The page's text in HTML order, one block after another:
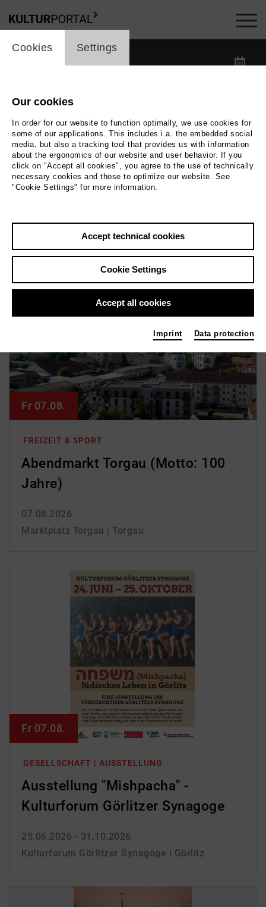
Kalender -
label_category
label_location
FREIZEIT & SPORT
Abendmarkt Torgau (Motto: 100
Jahre)
07.08.2026
Marktplatz Torgau | Torgau
Fr 07.08.
GESELLSCHAFT | AUSSTELLUNG
Ausstellung "Mishpacha" -
Kulturforum Görlitzer Synagoge
25.06.2026 - 31.10.2026
Kulturforum Görlitzer Synagoge | Görlitz
Fr 07.08.
cookie_layer
Cookies Settings
Our cookies
In order for our website to function optimally, we use cookies for
some of our applications. This includes i.a. the embedded social
media, but also a tracking tool that provides us with information
about the ergonomics of our website and user behavior. If you
click on "Accept all cookies", you agree to the use of technically
necessary cookies and those to optimize our website. See
"Cookie Settings" for more information.
Accept technical cookies
Cookie Settings
Accept all cookies
Imprint Data protection